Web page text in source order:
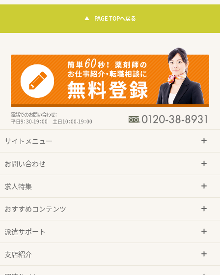
PAGE TOPへ戻る
電話でのお問い合わせ：
平日9：30-19：00 土日10：00-19：00
サイトメニュー
お問い合わせ
求人特集
おすすめコンテンツ
派遣サポート
支店紹介